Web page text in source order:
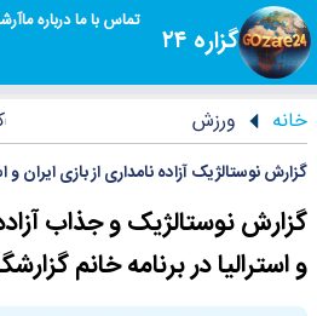
گزاره ۲۴
تماس با مادرباره ما
خانه ورزش
گزارش نوستالژیک آزاده نامداری از بازی ایران و
گزارش نوستالژیک و جذاب آزاده
و استرالیا در برنامه خانم